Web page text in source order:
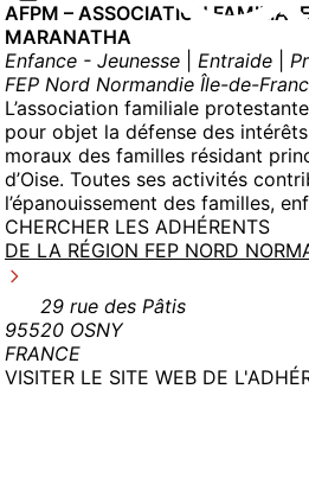
AFPM – ASSOCIATION
MARANATHA
Enfance - Jeunesse
Entraide
FEP Nord Normandie Île-de-
L’association familiale
pour objet la défense des
moraux des familles résidant
d’Oise. Toutes ses activités
l’épanouissement des familles,
CHERCHER LES ADHÉRENTS
DE LA RÉGION FEP NORD
29 rue des Pâtis
95520 OSNY
FRANCE
VISITER LE SITE WEB DE